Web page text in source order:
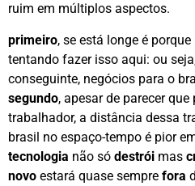
ruim em múltiplos aspectos.
primeiro, se está longe é
tentando fazer isso aqui: ou
conseguinte, negócios para o
segundo, apesar de parecer
trabalhador, a distância dessa
brasil no espaço-tempo é pior
tecnologia não só destrói mas
novo estará quase sempre fora